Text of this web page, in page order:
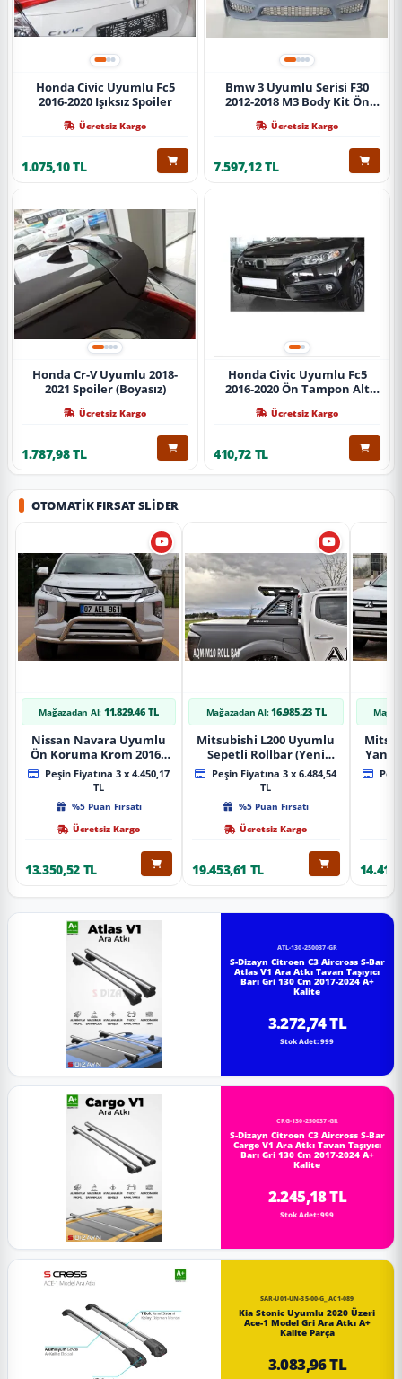
Honda Civic Uyumlu Fc5
2016-2020 Işıksız Spoiler
Ücretsiz Kargo
1.075,10 TL
Bmw 3 Uyumlu Serisi F30
2012-2018 M3 Body Kit Ön
Ücretsiz Kargo
7.597,12 TL
Honda Cr-V Uyumlu 2018-
2021 Spoiler (Boyasız)
Ücretsiz Kargo
1.787,98 TL
Honda Civic Uyumlu Fc5
2016-2020 Ön Tampon Alt
Ücretsiz Kargo
410,72 TL
OTOMATIK FIRSAT SLIDER
Mağazadan Al: 11.829,46 TL
Nissan Navara Uyumlu
Ön Koruma Krom 2016+
Pst14 Parça
Peşin Fiyatına 3 x 4.450,17
TL
%5 Puan Fırsatı
Ücretsiz Kargo
13.350,52 TL
Mağazadan Al: 16.985,23 TL
Mitsubishi L200 Uyumlu
Sepetli Rollbar (Yeni
Nesil Sepetli Roll Bar
Aqm-M10)
Peşin Fiyatına 3 x 6.484,54
TL
%5 Puan Fırsatı
Ücretsiz Kargo
19.453,61 TL
Yan
ATL-130-250037-GR
S-Dizayn Citroen C3 Aircross S-Bar
Atlas V1 Ara Atkı Tavan Taşıyıcı
Barı Gri 130 Cm 2017-2024 A+
Kalite
3.272,74 TL
Stok Adet: 999
CRG-130-250037-GR
S-Dizayn Citroen C3 Aircross S-Bar
Cargo V1 Ara Atkı Tavan Taşıyıcı
Barı Gri 130 Cm 2017-2024 A+
Kalite
2.245,18 TL
Stok Adet: 999
SAR-U01-UN-35-00-G_AC1-089
Kia Stonic Uyumlu 2020 Üzeri
Ace-1 Model Gri Ara Atkı A+
Kalite Parça
3.083,96 TL